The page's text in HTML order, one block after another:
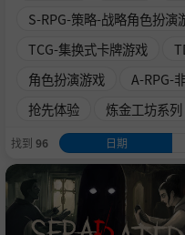
S-RPG-策略-战略角色扮演
TCG-集换式卡牌游戏
角色扮演游戏
A-RPG-
抢先体验
炼金工坊系列
找到 96 日期